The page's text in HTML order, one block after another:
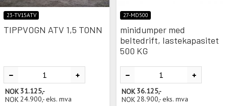
23-TV15ATV
TIPPVOGN ATV 1,5 TONN
NOK 31.125,-
NOK 24.900,-eks. mva
27-MD500
minidumper med
beltedrift, lastekapasitet
500 KG
NOK 36.125,-
NOK 28.900,-eks. mva